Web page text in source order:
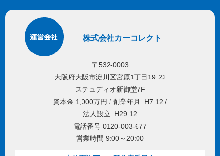
株式会社カーコレクト
〒532-0003
大阪府大阪市淀川区宮原1丁目19-23
ステュディオ新御堂7F
資本金 1,000万円 / 創業年月: H7.12 /
法人設立: H29.12
電話番号 0120-003-677
営業時間 9:00～20:00